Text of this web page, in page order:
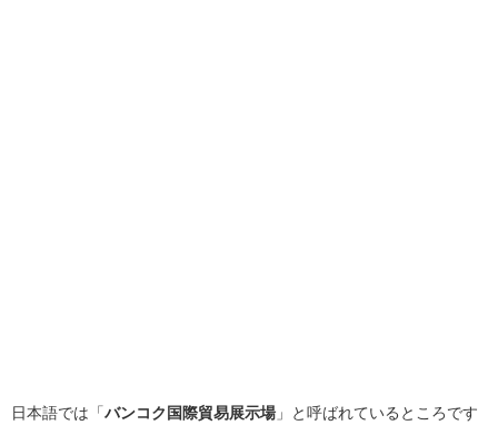
日本語では「 バンコク国際貿易展示場」と呼ばれているところです